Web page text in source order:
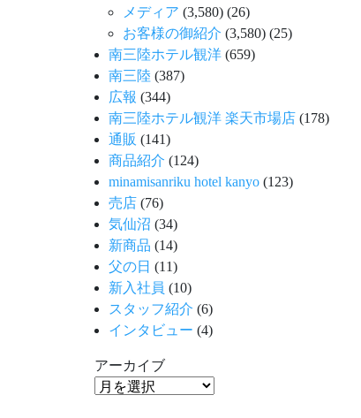
メディア (3,580) (26)
お客様の御紹介 (3,580) (25)
南三陸ホテル観洋 (659)
南三陸 (387)
広報 (344)
南三陸ホテル観洋 楽天市場店 (178)
通販 (141)
商品紹介 (124)
minamisanriku hotel kanyo (123)
売店 (76)
気仙沼 (34)
新商品 (14)
父の日 (11)
新入社員 (10)
スタッフ紹介 (6)
インタビュー (4)
アーカイブ